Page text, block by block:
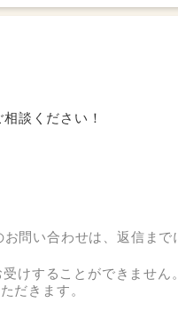
談ください！
問い合わせは、返信ま
けすることができません
だきます。